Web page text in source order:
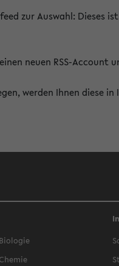
zur Auswahl: Dieses
neuen RSS-Account
werden Ihnen diese